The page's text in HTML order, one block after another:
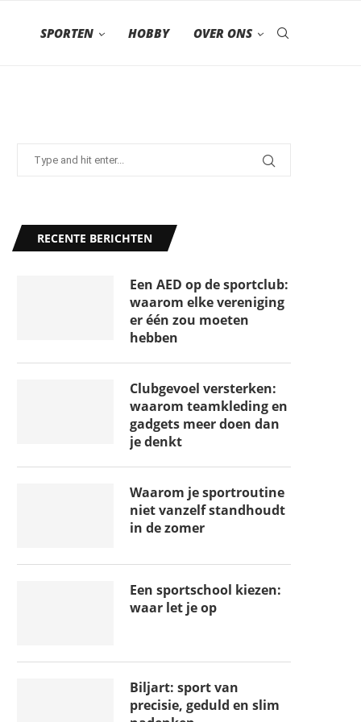
SPORTEN HOBBY OVER ONS
RECENTE BERICHTEN
Een AED op de sportclub:
waarom elke vereniging
er één zou moeten
hebben
Clubgevoel versterken:
waarom teamkleding en
gadgets meer doen dan
je denkt
Waarom je sportroutine
niet vanzelf standhoudt
in de zomer
Een sportschool kiezen:
waar let je op
Biljart: sport van
precisie, geduld en slim